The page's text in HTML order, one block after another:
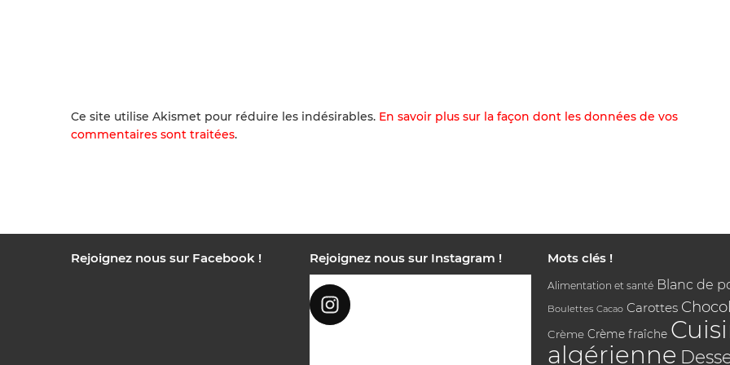
Ce site utilise Akismet pour réduire les indésirables. En savoir plus sur la façon dont les données de vos
commentaires sont traitées.
Rejoignez nous sur Facebook ! Rejoignez nous sur Instagram ! Mots clés !
Alimentation et santé Blanc de
Boulettes Cacao Carottes
Crème Crème fraîche
algérienne